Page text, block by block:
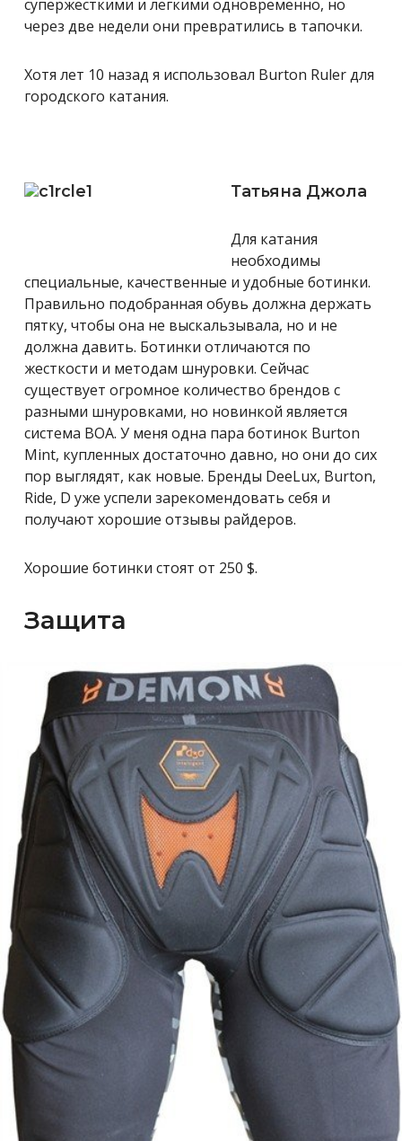
супержесткими и легкими одновременно, но
через две недели они превратились в тапочки.
Хотя лет 10 назад я использовал Burton Ruler для
городского катания.
Татьяна Джола
Для катания
необходимы
специальные, качественные и удобные ботинки.
Правильно подобранная обувь должна держать
пятку, чтобы она не выскальзывала, но и не
должна давить. Ботинки отличаются по
жесткости и методам шнуровки. Сейчас
существует огромное количество брендов с
разными шнуровками, но новинкой является
система BOA. У меня одна пара ботинок Burton
Mint, купленных достаточно давно, но они до сих
пор выглядят, как новые. Бренды DeeLux, Burton,
Ride, D уже успели зарекомендовать себя и
получают хорошие отзывы райдеров.
Хорошие ботинки стоят от 250 $.
Защита